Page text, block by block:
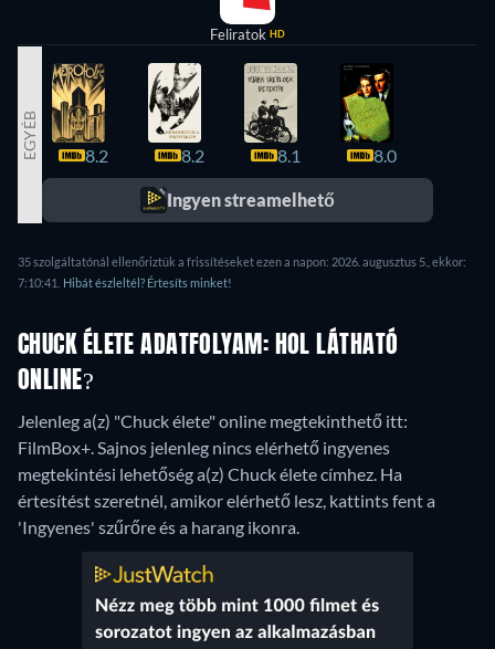
Feliratok HD
EGYÉB 8.2 8.2 8.1 8.0
Ingyen streamelhető
35 szolgáltatónál ellenőriztük a frissítéseket ezen a napon: 2026. augusztus 5., ekkor:
7:10:41. Hibát észleltél? Értesíts minket!
CHUCK ÉLETE ADATFOLYAM: HOL LÁTHATÓ
ONLINE?
Jelenleg a(z) "Chuck élete" online megtekinthető itt:
FilmBox+.Sajnos jelenleg nincs elérhető ingyenes
megtekintési lehetőség a(z) Chuck élete címhez. Ha
értesítést szeretnél, amikor elérhető lesz, kattints fent a
'Ingyenes' szűrőre és a harang ikonra.